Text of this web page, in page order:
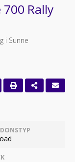
Rally
i Sunne